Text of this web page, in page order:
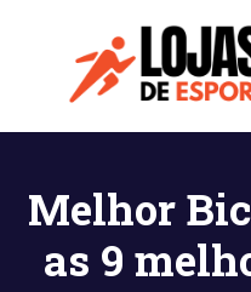
Melhor
as 9